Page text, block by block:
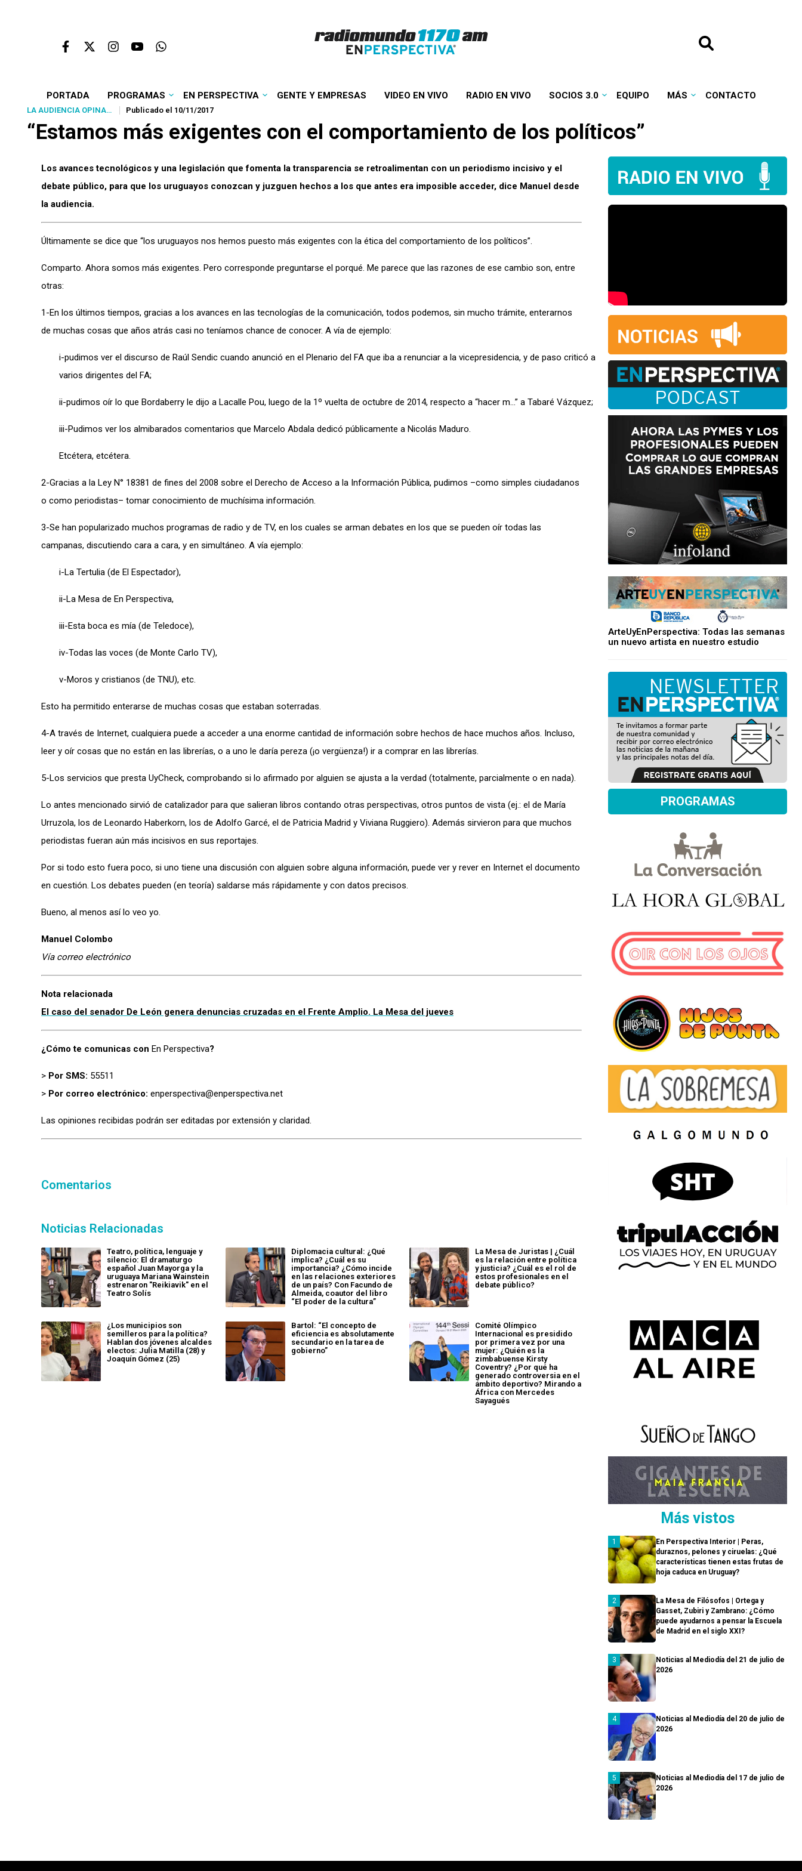
PORTADA PROGRAMAS EN PERSPECTIVA GENTE Y EMPRESAS VIDEO EN VIVO RADIO EN VIVO SOCIOS 3.0 EQUIPO MÁS CONTACTO
LA AUDIENCIA OPINA… Publicado el 10/11/2017
“Estamos más exigentes con el comportamiento de los políticos”
Los avances tecnológicos y una legislación que fomenta la transparencia se retroalimentan con un periodismo incisivo y el
debate público, para que los uruguayos conozcan y juzguen hechos a los que antes era imposible acceder, dice Manuel desde
la audiencia.
Últimamente se dice que “los uruguayos nos hemos puesto más exigentes con la ética del comportamiento de los políticos”.
Comparto. Ahora somos más exigentes. Pero corresponde preguntarse el porqué. Me parece que las razones de ese cambio son, entre
otras:
1-En los últimos tiempos, gracias a los avances en las tecnologías de la comunicación, todos podemos, sin mucho trámite, enterarnos
de muchas cosas que años atrás casi no teníamos chance de conocer. A vía de ejemplo:
i-pudimos ver el discurso de Raúl Sendic cuando anunció en el Plenario del FA que iba a renunciar a la vicepresidencia, y de paso criticó a
varios dirigentes del FA;
ii-pudimos oír lo que Bordaberry le dijo a Lacalle Pou, luego de la 1º vuelta de octubre de 2014, respecto a “hacer m…” a Tabaré Vázquez;
iii-Pudimos ver los almibarados comentarios que Marcelo Abdala dedicó públicamente a Nicolás Maduro.
Etcétera, etcétera.
2-Gracias a la Ley N° 18381 de fines del 2008 sobre el Derecho de Acceso a la Información Pública, pudimos –como simples ciudadanos
o como periodistas– tomar conocimiento de muchísima información.
3-Se han popularizado muchos programas de radio y de TV, en los cuales se arman debates en los que se pueden oír todas las
campanas, discutiendo cara a cara, y en simultáneo. A vía ejemplo:
i-La Tertulia (de El Espectador),
ii-La Mesa de En Perspectiva,
iii-Esta boca es mía (de Teledoce),
iv-Todas las voces (de Monte Carlo TV),
v-Moros y cristianos (de TNU), etc.
Esto ha permitido enterarse de muchas cosas que estaban soterradas.
4-A través de Internet, cualquiera puede a acceder a una enorme cantidad de información sobre hechos de hace muchos años. Incluso,
leer y oír cosas que no están en las librerías, o a uno le daría pereza (¡o vergüenza!) ir a comprar en las librerías.
5-Los servicios que presta UyCheck, comprobando si lo afirmado por alguien se ajusta a la verdad (totalmente, parcialmente o en nada).
Lo antes mencionado sirvió de catalizador para que salieran libros contando otras perspectivas, otros puntos de vista (ej.: el de María
Urruzola, los de Leonardo Haberkorn, los de Adolfo Garcé, el de Patricia Madrid y Viviana Ruggiero). Además sirvieron para que muchos
periodistas fueran aún más incisivos en sus reportajes.
Por si todo esto fuera poco, si uno tiene una discusión con alguien sobre alguna información, puede ver y rever en Internet el documento
en cuestión. Los debates pueden (en teoría) saldarse más rápidamente y con datos precisos.
Bueno, al menos así lo veo yo.
Manuel Colombo
Vía correo electrónico
Nota relacionada
El caso del senador De León genera denuncias cruzadas en el Frente Amplio. La Mesa del jueves
¿Cómo te comunicas con En Perspectiva?
> Por SMS: 55511
> Por correo electrónico: enperspectiva@enperspectiva.net
Las opiniones recibidas podrán ser editadas por extensión y claridad.
Comentarios
Noticias Relacionadas
Teatro, política, lenguaje y
silencio: El dramaturgo
español Juan Mayorga y la
uruguaya Mariana Wainstein
estrenaron "Reikiavik" en el
Teatro Solís
Diplomacia cultural: ¿Qué
implica? ¿Cuál es su
importancia? ¿Cómo incide
en las relaciones exteriores
de un país? Con Facundo de
Almeida, coautor del libro
“El poder de la cultura”
La Mesa de Juristas | ¿Cuál
es la relación entre política
y justicia? ¿Cuál es el rol de
estos profesionales en el
debate público?
¿Los municipios son
semilleros para la política?
Hablan dos jóvenes alcaldes
electos: Julia Matilla (28) y
Joaquín Gómez (25)
Bartol: “El concepto de
eficiencia es absolutamente
secundario en la tarea de
gobierno”
Comité Olímpico
Internacional es presidido
por primera vez por una
mujer: ¿Quién es la
zimbabuense Kirsty
Coventry? ¿Por qué ha
generado controversia en el
ámbito deportivo? Mirando a
África con Mercedes
Sayagués
ArteUyEnPerspectiva: Todas las semanas
un nuevo artista en nuestro estudio
PROGRAMAS
Más vistos
En Perspectiva Interior | Peras,
duraznos, pelones y ciruelas: ¿Qué
características tienen estas frutas de
hoja caduca en Uruguay?
La Mesa de Filósofos | Ortega y
Gasset, Zubiri y Zambrano: ¿Cómo
puede ayudarnos a pensar la Escuela
de Madrid en el siglo XXI?
Noticias al Mediodía del 21 de julio de
2026
Noticias al Mediodía del 20 de julio de
2026
Noticias al Mediodía del 17 de julio de
2026